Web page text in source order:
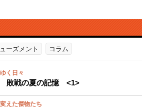
ーズメント コラム
く日々
敗戦の夏の記憶 <1>
えた傑物たち